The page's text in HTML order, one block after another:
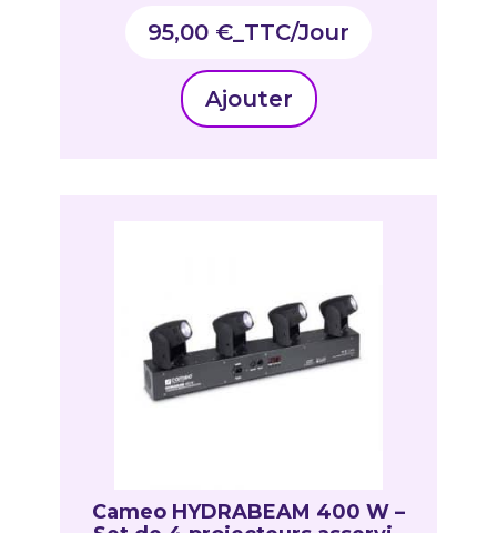
95,00 €_TTC
Ajouter
Cameo HYDRABEAM 400 W –